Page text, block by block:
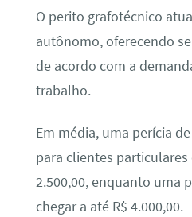
O perito grafotécnico
autônomo, oferecendo
de acordo com a
trabalho.
Em média, uma perícia
para clientes particulares
2.500,00, enquanto uma
chegar a até R$ 4.000,00.